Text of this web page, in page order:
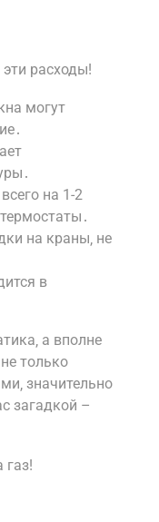
эти расходы!
могут
на 1-2
на краны‚ не
в
а вполне
только
значительно
загадкой –
газ!